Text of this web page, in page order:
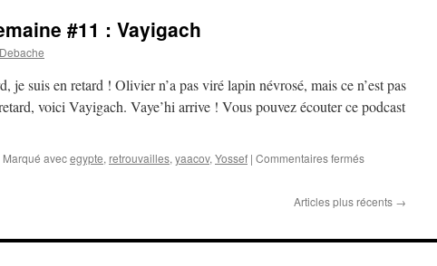
Vaye’hi
#11 : Vayigach
je suis en retard ! Olivier n’a pas viré lapin névrosé, mais ce n’est pas
voici Vayigach. Vaye’hi arrive ! Vous pouvez écouter ce podcast
Marqué avecegypte, retrouvailles, yaacov, Yossef | Commentaires ferméssur
de
semaine
Articles plus récents →